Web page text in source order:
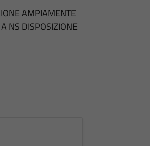
AMPIAMENTE
NS DISPOSIZIONE